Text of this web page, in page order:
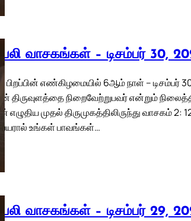
வாசகங்கள் – டிசம்பர் 30,
பிறப்பின் எண்கிழமையில் 6ஆம் நாள் – டிசம்பர்
திருவுளத்தை நிறைவேற்றுபவர் என்றும்
முதல் திருமுகத்திலிருந்து வாசகம்
உங்கள் பாவங்கள்…
வாசகங்கள் – டிசம்பர் 29,